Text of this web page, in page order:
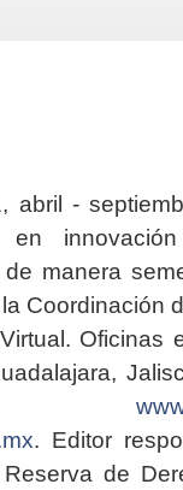
abril -
en
manera
Coordinación
Oficinas
. Editor
de